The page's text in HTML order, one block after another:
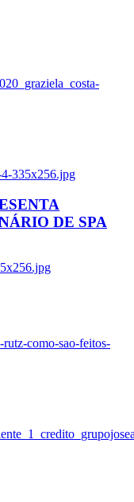
4-335x256.jpg
DE SPA
como-sao-feitos-